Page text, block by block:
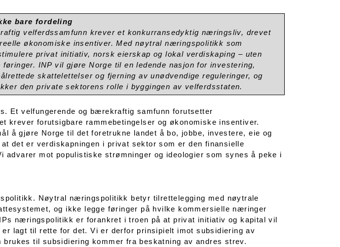
bare fordeling
velferdssamfunn krever et konkurransedyktig næringsliv, drevet
økonomiske insentiver. Med nøytral næringspolitikk som
privat initiativ, norsk eierskap og lokal verdiskaping – uten
INP vil gjøre Norge til en ledende nasjon for investering,
skattelettelser og fjerning av unødvendige reguleringer, og
den private sektorens rolle i byggingen av velferdsstaten.
Et velfungerende og bærekraftig samfunn forutsetter
krever forutsigbare rammebetingelser og økonomiske insentiver.
å gjøre Norge til det foretrukne landet å bo, jobbe, investere, eie og
det er verdiskapningen i privat sektor som er den finansielle
advarer mot populistiske strømninger og ideologier som synes å peke i
Nøytral næringspolitikk betyr tilrettelegging med nøytrale
og ikke legge føringer på hvilke kommersielle næringer
næringspolitikk er forankret i troen på at privat initiativ og kapital vil
er lagt til rette for det. Vi er derfor prinsipielt imot subsidiering av
til subsidiering kommer fra beskatning av andres strev.